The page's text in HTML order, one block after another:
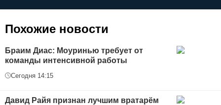
Похожие новости
Браим Диас: Моуринью требует от
команды интенсивной работы
Сегодня 14:15
Давид Райя признан лучшим вратарём